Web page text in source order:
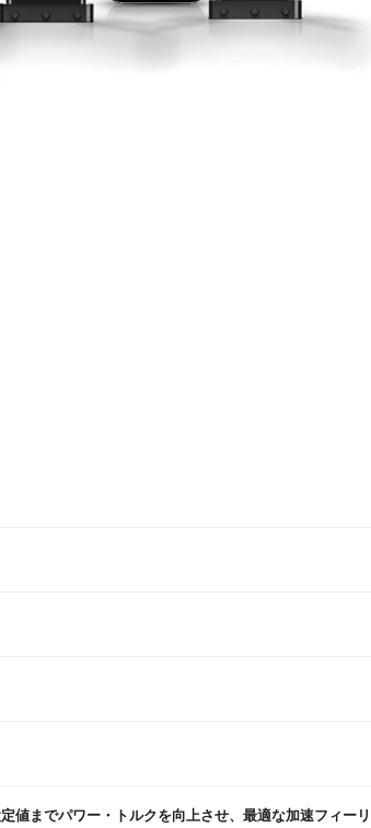
値までパワー・トルクを向上させ、最適な加速フィー